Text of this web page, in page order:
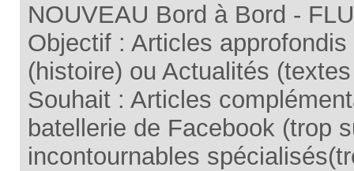
NOUVEAU Bord à Bord -
Objectif : Articles
(histoire) ou Actualités
Souhait : Articles
batellerie de Facebook (trop
incontournables